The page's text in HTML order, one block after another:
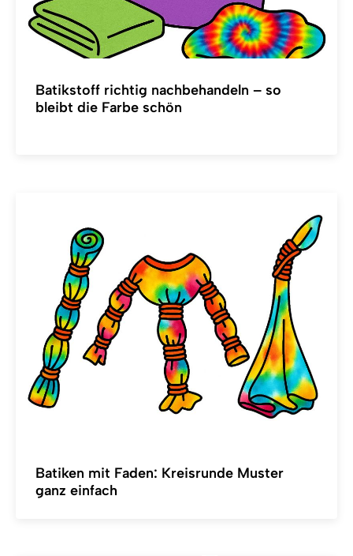
Batikstoff richtig nachbehandeln – so
bleibt die Farbe schön
Batiken mit Faden: Kreisrunde Muster
ganz einfach